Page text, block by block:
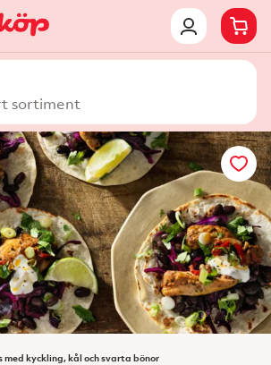
med kyckling, kål och svarta bönor